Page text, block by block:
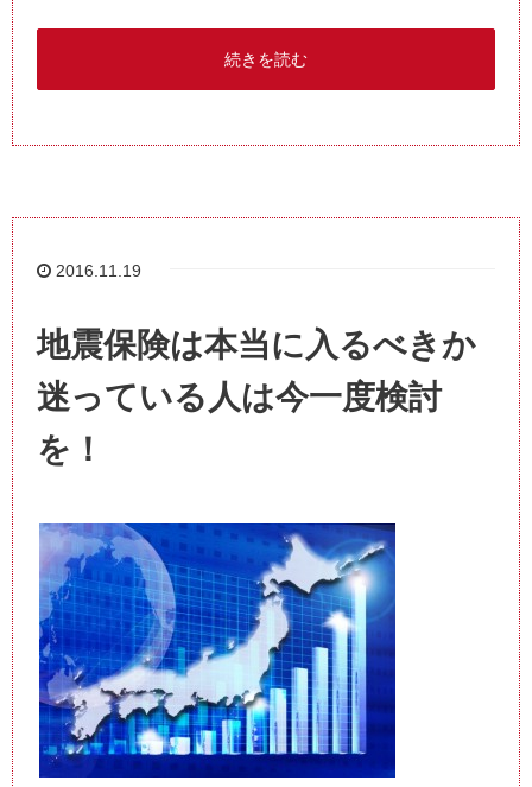
続きを読む
2016.11.19
地震保険は本当に入るべきか
迷っている人は今一度検討
を！